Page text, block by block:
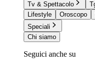
Tv & Spettacolo
Lifestyle
Oroscopo
Speciali
Chi siamo
Seguici anche su